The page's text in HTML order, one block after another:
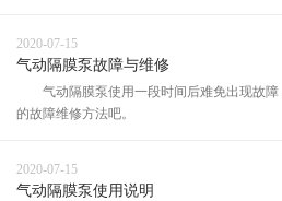
2020-07-15
气动隔膜泵故障与维修
气动隔膜泵使用一段时间后难免出现故障
的故障维修方法吧。
2020-07-15
气动隔膜泵使用说明